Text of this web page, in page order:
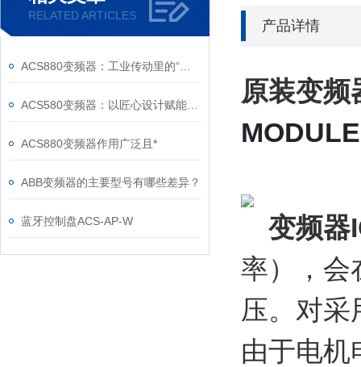
RELATED ARTICLES
ACS880变频器作用广泛且*
ABB变频器的主要型号有哪些差异？
蓝牙控制盘ACS-AP-W
产品详情
原装变频
变频器
率），会
压。对采
由于电机